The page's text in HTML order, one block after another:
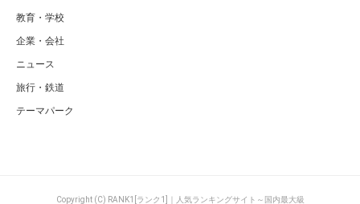
教育・学校
企業・会社
ニュース
旅行・鉄道
テーマパーク
Copyright (C) RANK1[ランク1]｜人気ランキングサイト～国内最大級